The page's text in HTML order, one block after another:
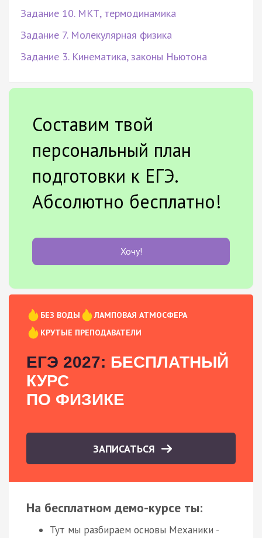
Задание 10. МКТ, термодинамика
Задание 7. Молекулярная физика
Задание 3. Кинематика, законы Ньютона
Составим твой
персональный план
подготовки к ЕГЭ.
Абсолютно бесплатно!
Хочу!
БЕЗ ВОДЫ
ЛАМПОВАЯ АТМОСФЕРА
КРУТЫЕ ПРЕПОДАВАТЕЛИ
ЕГЭ 2027: БЕСПЛАТНЫЙ
КУРС
ПО ФИЗИКЕ
ЗАПИСАТЬСЯ
На бесплатном демо-курсе ты:
Тут мы разбираем основы Механики -